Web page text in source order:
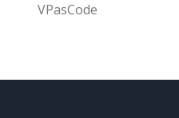
VPasCode